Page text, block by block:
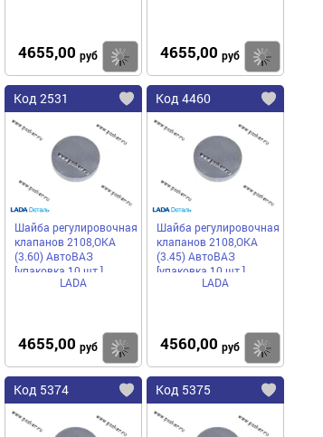
4655,00 руб Купить
4655,00 руб
Код 2531
Шайба регулировочная
клапанов 2108,ОКА
(3.60) АвтоВАЗ
[упаковка 10 шт.]
LADA
4655,00 руб Купить
Код 4460
Шайба регулировочная
клапанов 2108,ОКА
(3.45) АвтоВАЗ
[упаковка 10 шт.]
LADA
4560,00 руб
Код 5374 Код 5375